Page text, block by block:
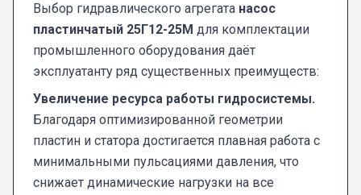
Выбор гидравлического агрегата насос
пластинчатый 25Г12-25М для комплектации
промышленного оборудования даёт
эксплуатанту ряд существенных преимуществ:
Увеличение ресурса работы гидросистемы.
Благодаря оптимизированной геометрии
пластин и статора достигается плавная работа с
минимальными пульсациями давления, что
снижает динамические нагрузки на все